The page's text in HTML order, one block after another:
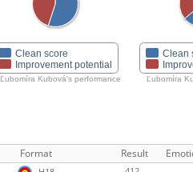
Clean score
Improvement potential
Ľubomíra Kubová's performance
Clean
Ľubomíra
Format Result